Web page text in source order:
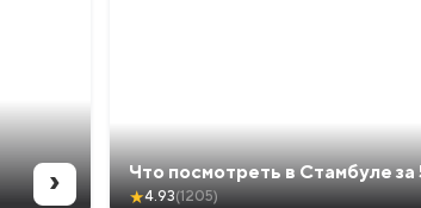
› Что посмотреть в Стамбуле за
★4.93(1205)